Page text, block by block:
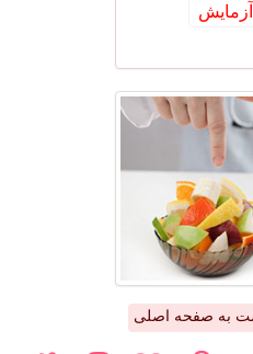
آزمایش
به صفحه اصلی